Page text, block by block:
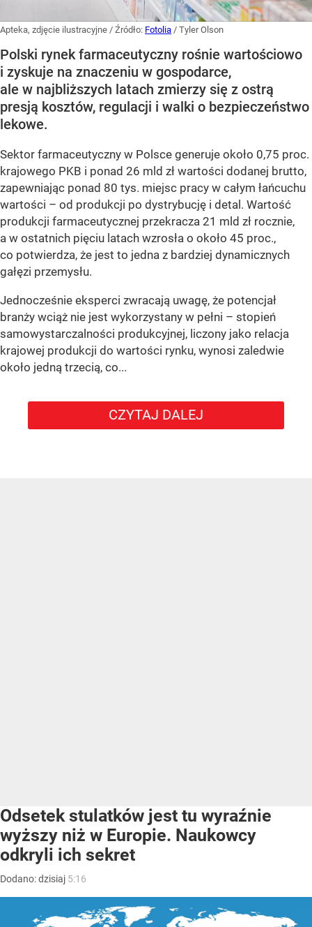
Apteka, zdjęcie ilustracyjne / Źródło: Fotolia / Tyler Olson
Polski rynek farmaceutyczny rośnie wartościowo
i zyskuje na znaczeniu w gospodarce,
ale w najbliższych latach zmierzy się z ostrą
presją kosztów, regulacji i walki o bezpieczeństwo
lekowe.
Sektor farmaceutyczny w Polsce generuje około 0,75 proc.
krajowego PKB i ponad 26 mld zł wartości dodanej brutto,
zapewniając ponad 80 tys. miejsc pracy w całym łańcuchu
wartości – od produkcji po dystrybucję i detal. Wartość
produkcji farmaceutycznej przekracza 21 mld zł rocznie,
a w ostatnich pięciu latach wzrosła o około 45 proc.,
co potwierdza, że jest to jedna z bardziej dynamicznych
gałęzi przemysłu.
Jednocześnie eksperci zwracają uwagę, że potencjał
branży wciąż nie jest wykorzystany w pełni – stopień
samowystarczalności produkcyjnej, liczony jako relacja
krajowej produkcji do wartości rynku, wynosi zaledwie
około jedną trzecią, co...
CZYTAJ DALEJ
Odsetek stulatków jest tu wyraźnie
wyższy niż w Europie. Naukowcy
odkryli ich sekret
Dodano:dzisiaj 5:16